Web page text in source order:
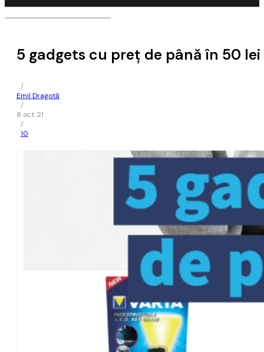
5 gadgets cu preț de până în 50 lei
/
Emil Dragotă
/
8 oct. 21
/
10